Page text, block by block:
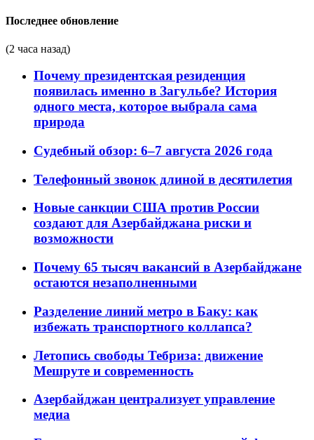
Последнее обновление
(2 часа назад)
Почему президентская резиденция
появилась именно в Загульбе? История
одного места, которое выбрала сама
природа
Судебный обзор: 6–7 августа 2026 года
Телефонный звонок длиной в десятилетия
Новые санкции США против России
создают для Азербайджана риски и
возможности
Почему 65 тысяч вакансий в Азербайджане
остаются незаполненными
Разделение линий метро в Баку: как
избежать транспортного коллапса?
Летопись свободы Тебриза: движение
Мешруте и современность
Азербайджан централизует управление
медиа